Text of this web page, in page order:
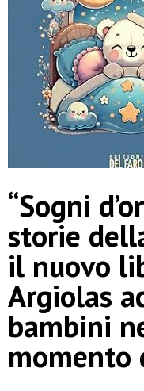
“Sogni
storie
il nuovo
Argiolas
bambini
momento